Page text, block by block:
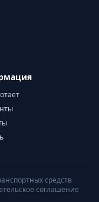
средств
соглашение